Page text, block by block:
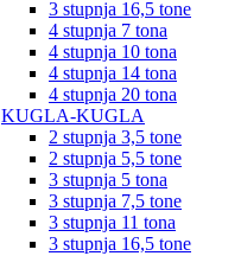
3 stupnja 16,5 tone
4 stupnja 7 tona
4 stupnja 10 tona
4 stupnja 14 tona
4 stupnja 20 tona
KUGLA-KUGLA
2 stupnja 3,5 tone
2 stupnja 5,5 tone
3 stupnja 5 tona
3 stupnja 7,5 tone
3 stupnja 11 tona
3 stupnja 16,5 tone